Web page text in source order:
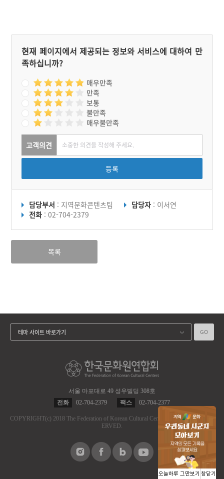
현재 페이지에서 제공되는 정보와 서비스에 대하여 만
족하십니까?
매우만족
만족
보통
불만족
매우불만족
고객의견
등록
담당부서 : 지역문화콘텐츠팀 담당자 : 이서연
전화 : 02-704-2379
목록
서울 마포대로 49 성우빌딩 308호
전화
02-704-2379 팩스 02-704-2377
COPYRIGHT(c) 2018 The Federation of Korean Cultural Centers.
ALL RIGHT RES
ERVED.
테마 사이트 바로가기 GO
오늘하루 그만보기 창닫기